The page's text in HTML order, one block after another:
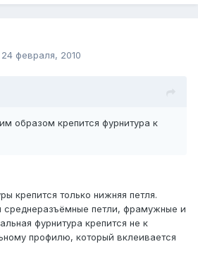
24 февраля, 2010
образом крепится фурнитура к
крепится только нижняя петля.
среднеразъёмные петли, фрамужные и
фурнитура крепится не к
профилю, который вклеивается